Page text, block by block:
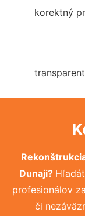
korektný
Dunaji?
profesionálov
či